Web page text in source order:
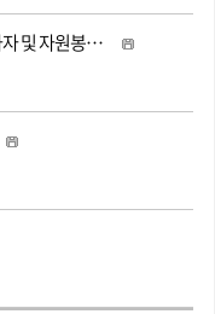
제1회 하늘사랑 가족걷기대회 참가자 및 자원봉사자 모집